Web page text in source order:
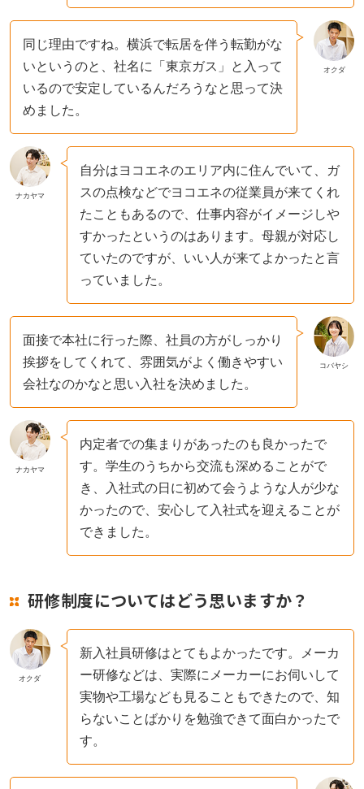
オクダ
同じ理由ですね。横浜で転居を伴う転勤がな
いというのと、社名に「東京ガス」と入って
いるので安定しているんだろうなと思って決
めました。
ナカヤマ
自分はヨコエネのエリア内に住んでいて、ガ
スの点検などでヨコエネの従業員が来てくれ
たこともあるので、仕事内容がイメージしや
すかったというのはあります。母親が対応し
ていたのですが、いい人が来てよかったと言
っていました。
コバヤシ
面接で本社に行った際、社員の方がしっかり
挨拶をしてくれて、雰囲気がよく働きやすい
会社なのかなと思い入社を決めました。
ナカヤマ
内定者での集まりがあったのも良かったで
す。学生のうちから交流も深めることがで
き、入社式の日に初めて会うような人が少な
かったので、安心して入社式を迎えることが
できました。
研修制度についてはどう思いますか？
オクダ
新入社員研修はとてもよかったです。メーカ
ー研修などは、実際にメーカーにお伺いして
実物や工場なども見ることもできたので、知
らないことばかりを勉強できて面白かったで
す。